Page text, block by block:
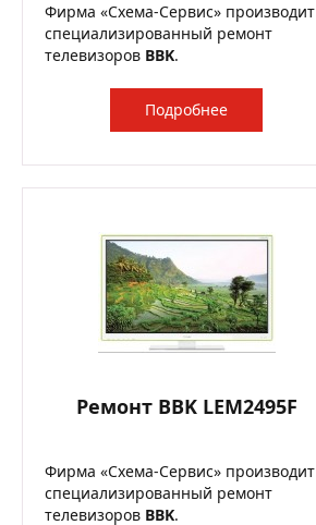
Фирма «Схема-Сервис» производит
специализированный ремонт
телевизоров BBK.
Подробнее
Ремонт BBK LEM2495F
Фирма «Схема-Сервис» производит
специализированный ремонт
телевизоров BBK.